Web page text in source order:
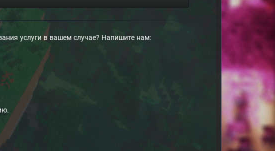
услуги в вашем случае? Напишите нам: